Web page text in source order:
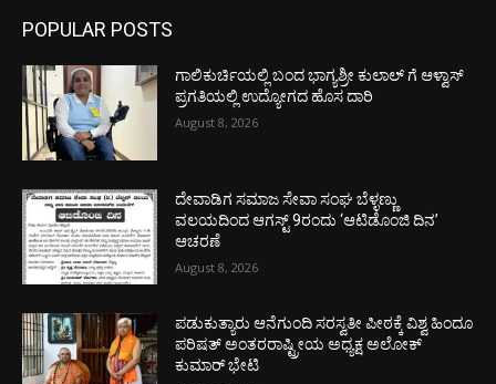
POPULAR POSTS
ಗಾಲಿಕುರ್ಚಿಯಲ್ಲಿ ಬಂದ ಭಾಗ್ಯಶ್ರೀ ಕುಲಾಲ್ ಗೆ ಆಳ್ವಾಸ್
ಪ್ರಗತಿಯಲ್ಲಿ ಉದ್ಯೋಗದ ಹೊಸ ದಾರಿ
August 8, 2026
ದೇವಾಡಿಗ ಸಮಾಜ ಸೇವಾ ಸಂಘ ಬೆಳ್ಳಣ್ಣು
ವಲಯದಿಂದ ಆಗಸ್ಟ್ 9ರಂದು ‘ಆಟಿಡೊಂಜಿ ದಿನ’
ಆಚರಣೆ
August 8, 2026
ಪಡುಕುತ್ಯಾರು ಆನೆಗುಂದಿ ಸರಸ್ವತೀ ಪೀಠಕ್ಕೆ ವಿಶ್ವ ಹಿಂದೂ
ಪರಿಷತ್ ಅಂತರರಾಷ್ಟ್ರೀಯ ಅಧ್ಯಕ್ಷ ಅಲೋಕ್
ಕುಮಾರ್ ಭೇಟಿ